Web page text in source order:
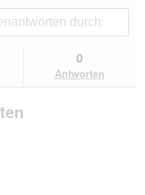
0
Antworten